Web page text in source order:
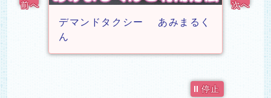
前へ
デマンドタクシー あみまるく
ん
ふる
次へ
停止